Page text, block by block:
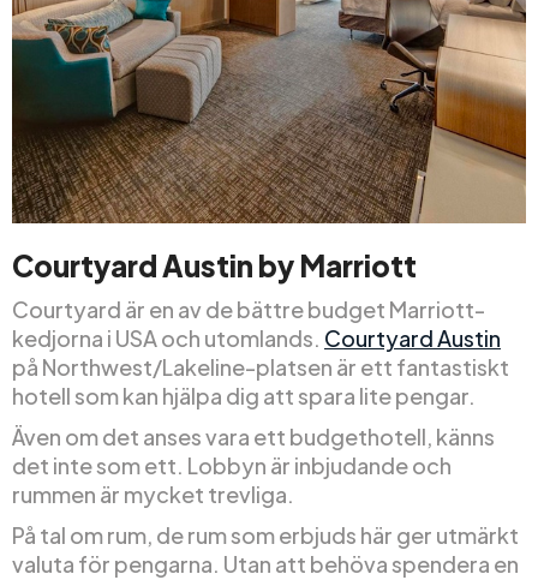
Courtyard Austin by Marriott
Courtyard är en av de bättre budget Marriott-
kedjorna i USA och utomlands. Courtyard Austin
på Northwest/Lakeline-platsen är ett fantastiskt
hotell som kan hjälpa dig att spara lite pengar.
Även om det anses vara ett budgethotell, känns
det inte som ett. Lobbyn är inbjudande och
rummen är mycket trevliga.
På tal om rum, de rum som erbjuds här ger utmärkt
valuta för pengarna. Utan att behöva spendera en